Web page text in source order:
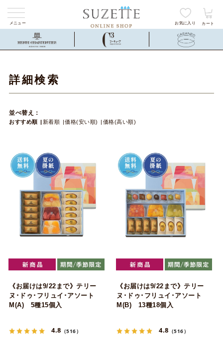
メニュー お気に入り カート
詳細検索
並べ替え：
おすすめ順 新着順 価格(安い順) 価格(高い順)
《お届けは9/22まで》テリー
ヌ･ドゥ･フリュイ･アソート
M(A) 5種15個入
4.8 （516）
《お届けは9/22まで》テリー
ヌ･ドゥ･フリュイ･アソート
M(B) 13種18個入
4.8 （516）